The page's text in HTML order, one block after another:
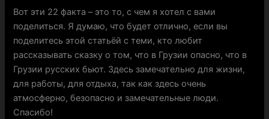
Вот эти 22 факта – это то, с чем я хотел с вами
поделиться. Я думаю, что будет отлично, если вы
поделитесь этой статьёй с теми, кто любит
рассказывать сказку о том, что в Грузии опасно, что в
Грузии русских бьют. Здесь замечательно для жизни,
для работы, для отдыха, так как здесь очень
атмосферно, безопасно и замечательные люди.
Спасибо!